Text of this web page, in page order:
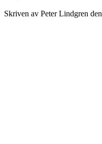
Skriven av Peter Lindgren den